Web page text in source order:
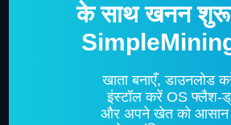
के साथ खनन शुरू
खाता बनाएँ, डाउनलोड
इंस्टॉल करें OS फ्लैश-
और अपने खेत को आसान